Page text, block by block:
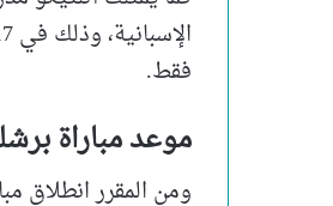
فقط.
موعد مباراة
ومن المقرر انطلاق